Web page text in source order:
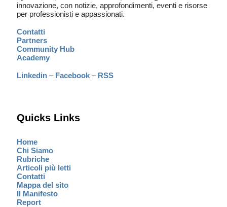
innovazione, con notizie, approfondimenti, eventi e risorse
per professionisti e appassionati.
Contatti
Partners
Community Hub
Academy
Linkedin – Facebook – RSS
Quicks Links
Home
Chi Siamo
Rubriche
Articoli più letti
Contatti
Mappa del sito
Il Manifesto
Report